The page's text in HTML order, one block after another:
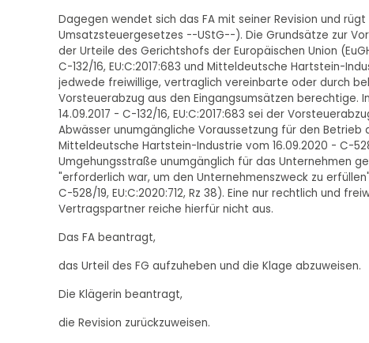
Dagegen wendet sich das FA mit seiner Revision und rügt
Umsatzsteuergesetzes --UStG--). Die Grundsätze zur
der Urteile des Gerichtshofs der Europäischen Union
C-132/16, EU:C:2017:683 und Mitteldeutsche Hartstein-
jedwede freiwillige, vertraglich vereinbarte oder durch
Vorsteuerabzug aus den Eingangsumsätzen berechtige.
14.09.2017 - C-132/16, EU:C:2017:683 sei der
Abwässer unumgängliche Voraussetzung für den Betrieb
Mitteldeutsche Hartstein-Industrie vom 16.09.2020 - C-
Umgehungsstraße unumgänglich für das Unternehmen
"erforderlich war, um den Unternehmenszweck zu
C-528/19, EU:C:2020:712, Rz 38). Eine nur rechtlich und
Vertragspartner reiche hierfür nicht aus.
Das FA beantragt,
das Urteil des FG aufzuheben und die Klage abzuweisen.
Die Klägerin beantragt,
die Revision zurückzuweisen.